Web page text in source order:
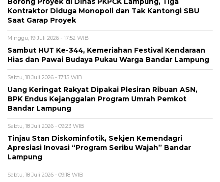
Kontraktor Diduga Monopoli dan Tak Kantongi SBU
Saat Garap Proyek
Minggu, 19 Juli 2026 - 17:52 WIB
Sambut HUT Ke-344, Kemeriahan Festival Kendaraan
Hias dan Pawai Budaya Pukau Warga Bandar Lampung
Sabtu, 18 Juli 2026 - 17:15 WIB
Uang Keringat Rakyat Dipakai Plesiran Ribuan ASN,
BPK Endus Kejanggalan Program Umrah Pemkot
Bandar Lampung
Sabtu, 18 Juli 2026 - 09:23 WIB
Tinjau Stan Diskominfotik, Sekjen Kemendagri
Apresiasi Inovasi “Program Seribu Wajah” Bandar
Lampung
Sabtu, 18 Juli 2026 - 09:18 WIB